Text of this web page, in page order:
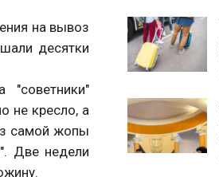
на вывоз
десятки
не кресло, а
самой жопы
Две недели